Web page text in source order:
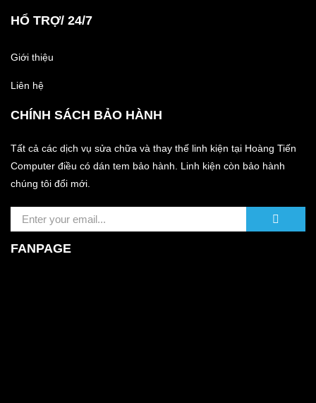
HỔ TRỢ/ 24/7
Giới thiệu
Liên hệ
CHÍNH SÁCH BẢO HÀNH
Tất cả các dịch vụ sửa chữa và thay thế linh kiện tại Hoàng Tiến
Computer điều có dán tem bảo hành. Linh kiện còn bảo hành
chúng tôi đổi mới.
FANPAGE